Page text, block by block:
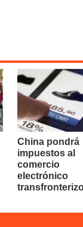
China pondrá
impuestos al
comercio
electrónico